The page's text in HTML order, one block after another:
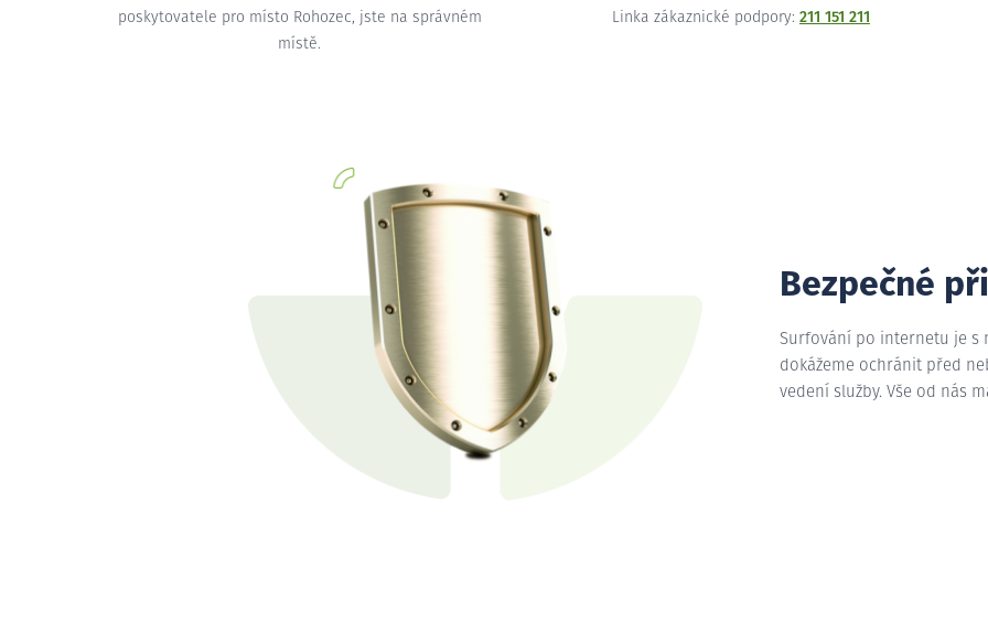
poskytovatele pro místo Rohozec, jste na správném
místě.
Linka zákaznické podpory: 211 151 211
Bezpečné
Surfování po internetu je s
dokážeme ochránit před
vedení služby. Vše od nás